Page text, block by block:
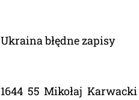
Ukraina błędne zapisy
1644 55 Mikołaj